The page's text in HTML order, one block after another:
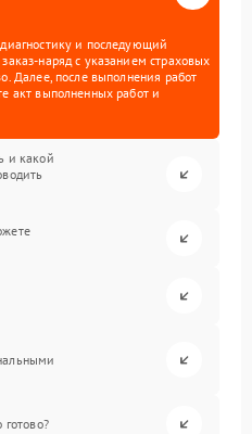
и последующий
наряд с указанием страховых
Далее, после выполнения работ
акт выполненных работ и
и какой